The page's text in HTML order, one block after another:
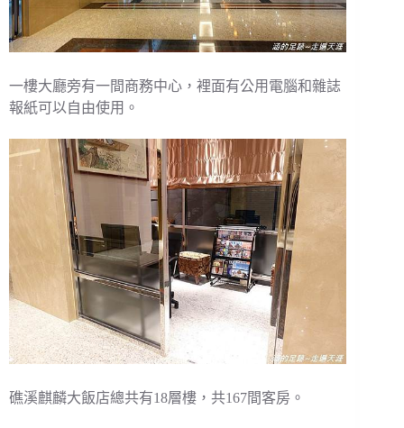
一樓大廳旁有一間商務中心，裡面有公用電腦和雜誌
報紙可以自由使用。
礁溪麒麟大飯店總共有18層樓，共167間客房。